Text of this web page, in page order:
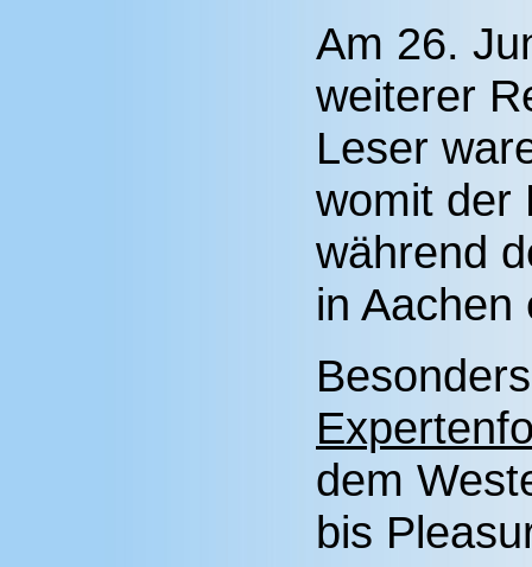
Am 26.
weiterer
Leser
womit der
während
in Aachen
dem
bis